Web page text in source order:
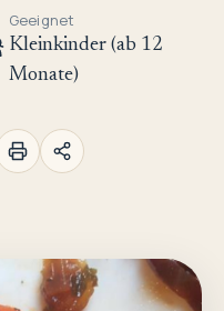
Geeignet
Kleinkinder (ab 12
Monate)